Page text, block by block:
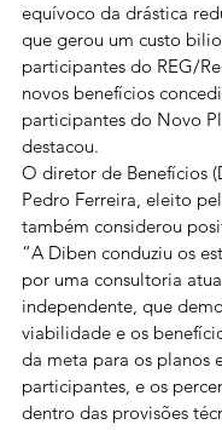
equívoco da drástica
que gerou um custo
participantes do REG/
novos benefícios
participantes do Novo
destacou.
O diretor de Benefícios
Pedro Ferreira, eleito
também considerou
“A Diben conduziu os
por uma consultoria
independente, que
viabilidade e os
da meta para os planos
participantes, e os
dentro das provisões